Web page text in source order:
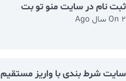
ثبت نام در سایت منو تو بت
On 2 سال Ago
سایت شرط بندی با واریز مستقیم